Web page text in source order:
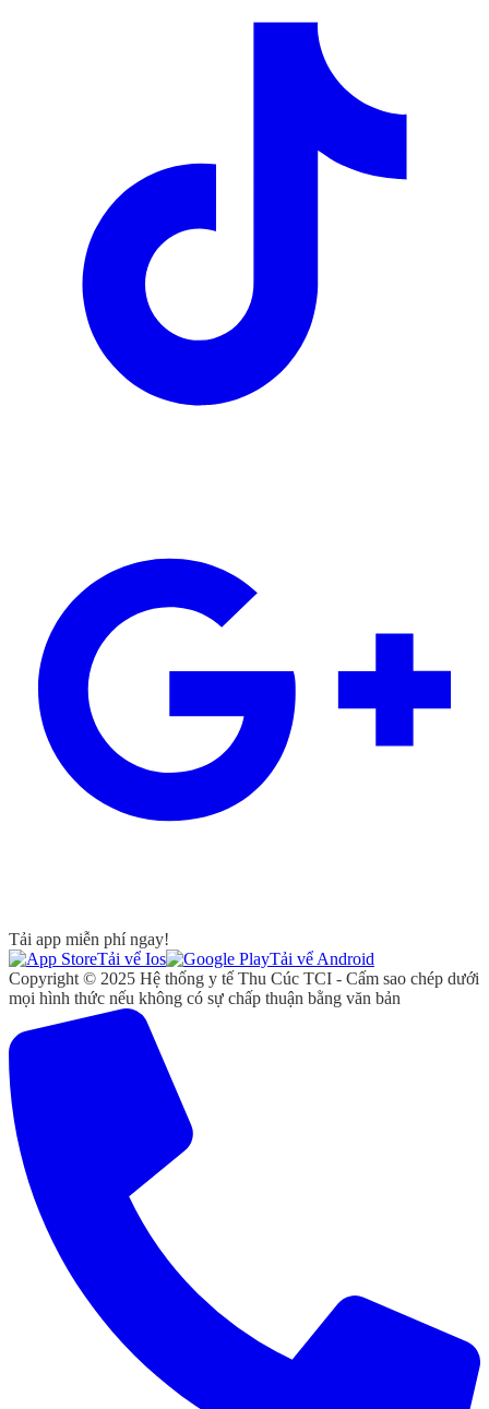
Tải app miễn phí ngay!
Tải vể Ios
Tải vể Android
Copyright © 2025 Hệ thống y tế Thu Cúc TCI - Cấm sao chép dưới
mọi hình thức nếu không có sự chấp thuận bằng văn bản